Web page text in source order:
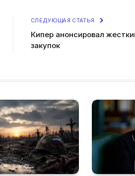
СЛЕДУЮЩАЯ СТАТЬЯ
Кипер анонсировал
закупок